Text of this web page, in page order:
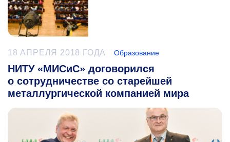
18 АПРЕЛЯ 2018 ГОДА Образование
НИТУ «МИСиС» договорился
о сотрудничестве со старейшей
металлургической компанией мира